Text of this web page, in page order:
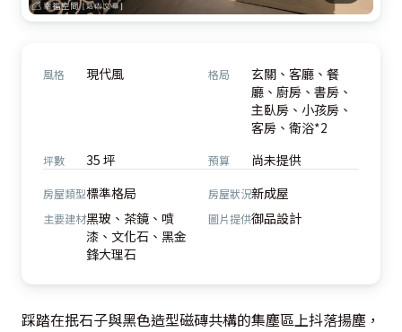
風格 現代風 格局
玄關、客廳、餐
廳、廚房、書房、
主臥房、小孩房、
客房、衛浴*2
坪數 35 坪 預算 尚未提供
房屋類型標準格局 房屋狀況新成屋
主要建材黑玻、茶鏡、噴
漆、文化石、黑金
鋒大理石
圖片提供御品設計
踩踏在抿石子與黑色造型磁磚共構的集塵區上抖落揚塵，